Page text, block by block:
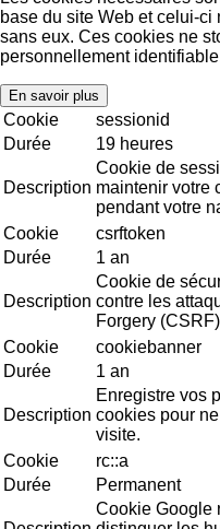
base du site Web et celui-
sans eux. Ces cookies ne
personnellement
En savoir plus
Cookie
sessionid
Durée
19 heures
Description
Cookie de
maintenir votre
pendant votre
Cookie
csrftoken
Durée
1 an
Description
Cookie de
contre les
Forgery
Cookie
cookiebanner
Durée
1 an
Description
Enregistre vos
cookies pour
visite.
Cookie
rc::a
Durée
Permanent
Cookie Google